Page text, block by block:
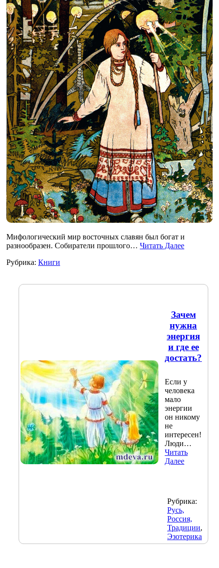
Мифологический мир восточных славян был богат и
разнообразен. Собиратели прошлого… Читать Далее
Рубрика: Книги
Зачем
нужна
энергия
и где ее
достать?
Если у
человека
мало
энергии
он никому
не
интересен!
Люди…
Читать
Далее
Рубрика:
Русь,
Россия,
Традиции,
Эзотерика